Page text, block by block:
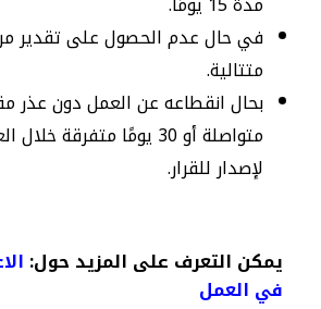
في حال عدم الحصول على تقدير
متتالية.
متواصلة أو 30 يومًا متفرقة
لإصدار للقرار.
يمكن التعرف على المزيد حول:
في العمل